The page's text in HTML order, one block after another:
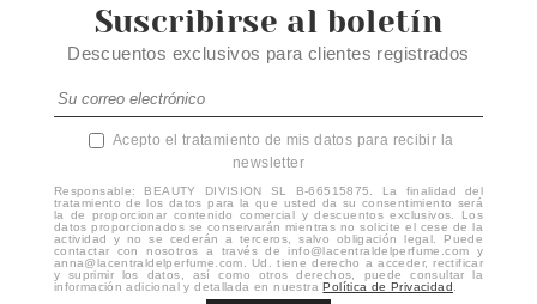
Suscribirse al boletín
Descuentos exclusivos para clientes registrados
Acepto el tratamiento de mis datos para recibir la
newsletter
Responsable: BEAUTY DIVISION SL B-66515875. La finalidad del
tratamiento de los datos para la que usted da su consentimiento será
la de proporcionar contenido comercial y descuentos exclusivos. Los
datos proporcionados se conservarán mientras no solicite el cese de la
actividad y no se cederán a terceros, salvo obligación legal. Puede
contactar con nosotros a través de info@lacentraldelperfume.com y
anna@lacentraldelperfume.com. Ud. tiene derecho a acceder, rectificar
y suprimir los datos, así como otros derechos, puede consultar la
información adicional y detallada en nuestraPolítica de Privacidad